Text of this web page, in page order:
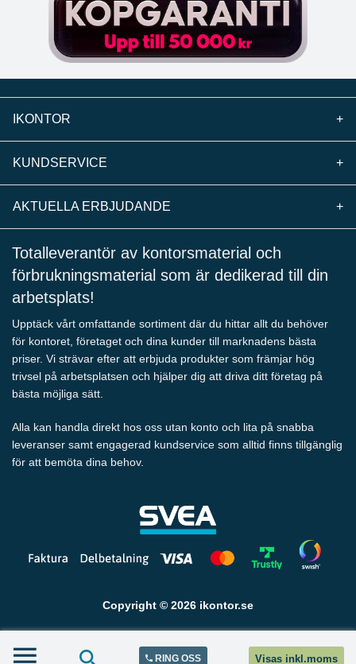
IKONTOR +
KUNDSERVICE +
AKTUELLA ERBJUDANDE +
Totalleverantör av kontorsmaterial och
förbrukningsmaterial som är dedikerad till din
arbetsplats!
Upptäck vårt omfattande sortiment där du hittar allt du behöver
för kontoret, företaget och dina kunder till marknadens bästa
priser. Vi strävar efter att erbjuda produkter som främjar hög
trivsel på arbetsplatsen och hjälper dig att driva ditt företag på
bästa möjliga sätt.
Alla kan handla direkt hos oss utan konto och lita på snabba
leveranser samt engagerad kundservice som alltid finns tillgänglig
för att bemöta dina behov.
Copyright © 2026 ikontor.se
RING OSS Visas inkl.moms